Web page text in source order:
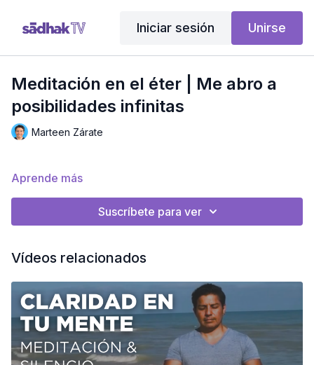
Iniciar sesión Unirse
Meditación en el éter | Me abro a
posibilidades infinitas
Marteen Zárate
Aprende más
Suscríbete para ver
Vídeos relacionados